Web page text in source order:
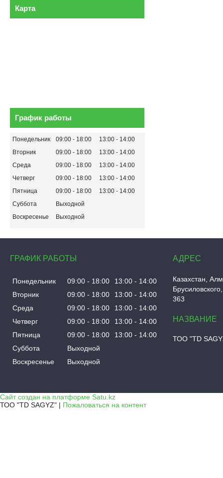
Карта
График работы
Понедельник 09:00 18:00 13:00
14:00
Вторник
09:00 18:00 13:00
14:00
Среда
09:00 18:00 13:00
14:00
Четверг
09:00 18:00 13:00
14:00
Пятница
09:00 18:00 13:00
14:00
Суббота
Выходной
Воскресенье
Выходной
ГРАФИК РАБОТЫ
Понедельник 09:00 18:00 13:00
14:00
Вторник
09:00 18:00 13:00
14:00
Среда
09:00 18:00 13:00
14:00
Четверг
09:00 18:00 13:00
14:00
Пятница
09:00 18:00 13:00
14:00
Суббота
Выходной
Воскресенье
Выходной
Казахстан
363
ТОО "TD
Сайт создан на платформе Satu.kz
ТОО "TD SAGYZ" | Пожаловаться на контент